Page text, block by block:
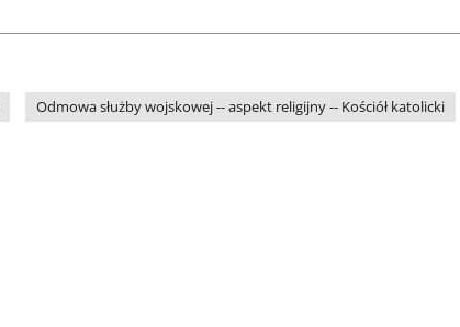
Odmowa służby wojskowej -- aspekt religijny -- Kościół katolicki